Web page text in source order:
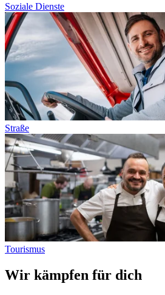
Soziale Dienste
Straße
Tourismus
Wir kämpfen für dich